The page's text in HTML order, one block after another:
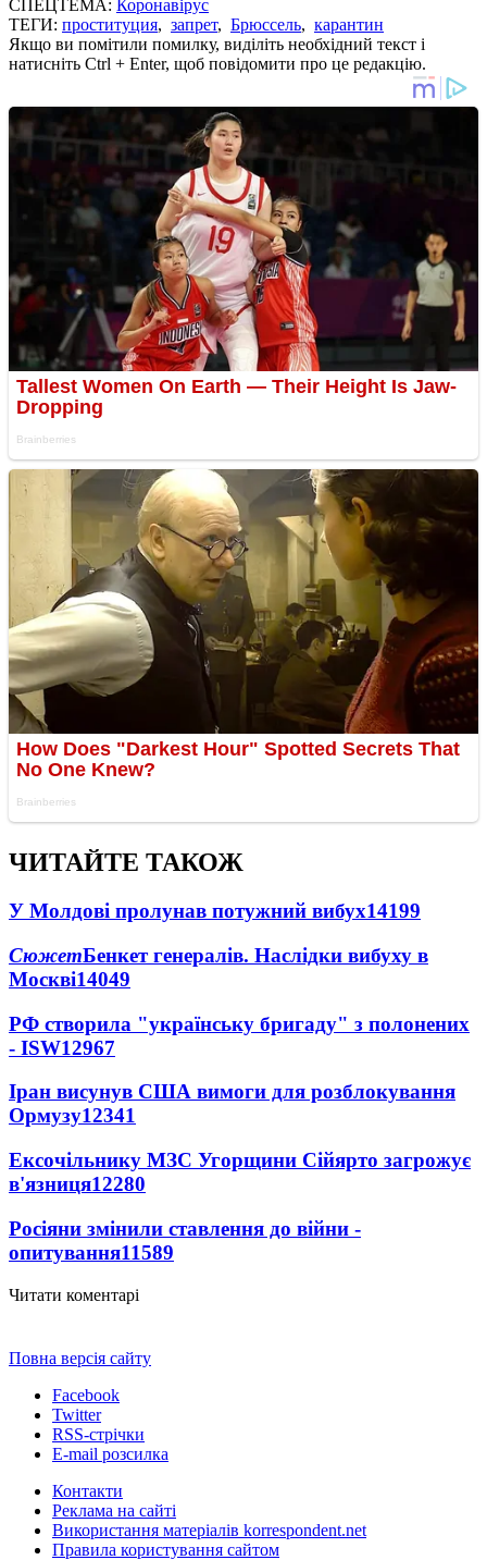
СПЕЦТЕМА: Коронавірус
ТЕГИ: проституция, запрет, Брюссель, карантин
Якщо ви помітили помилку, виділіть необхідний текст і
натисніть Ctrl + Enter, щоб повідомити про це редакцію.
ЧИТАЙТЕ ТАКОЖ
У Молдові пролунав потужний вибух14199
СюжетБенкет генералів. Наслідки вибуху в
Москві14049
РФ створила "українську бригаду" з полонених
- ISW12967
Іран висунув США вимоги для розблокування
Ормузу12341
Ексочільнику МЗС Угорщини Сійярто загрожує
в'язниця12280
Росіяни змінили ставлення до війни -
опитування11589
Читати коментарі
Повна версія сайту
Facebook
Twitter
RSS-стрічки
E-mail розсилка
Контакти
Реклама на сайті
Використання матеріалів korrespondent.net
Правила користування сайтом